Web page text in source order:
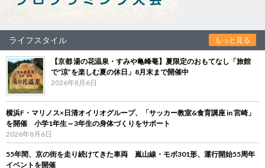
ライフスタイル もっと見る
【京都 湯の花温泉・すみや亀峰菴】夏限定のおもてなし「旅館
で“涼”を楽しむ夏の休日」8月末まで開催中
2026年8月6日
横浜F・マリノス×日清オイリオグループ、「サッカー教室&食育講座 in 宮崎」
を開催 小学1年生～3年生の身体づくりをサポート
2026年8月6日
55年間、京の街を走り続けてきた車両 嵐山線・モボ301形、運行開始55周年
イベントを開催